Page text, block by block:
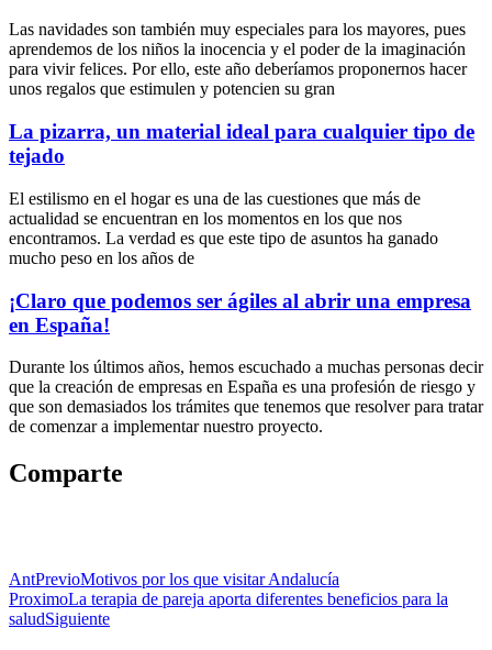
Las navidades son también muy especiales para los mayores, pues
aprendemos de los niños la inocencia y el poder de la imaginación
para vivir felices. Por ello, este año deberíamos proponernos hacer
unos regalos que estimulen y potencien su gran
La pizarra, un material ideal para cualquier tipo de
tejado
El estilismo en el hogar es una de las cuestiones que más de
actualidad se encuentran en los momentos en los que nos
encontramos. La verdad es que este tipo de asuntos ha ganado
mucho peso en los años de
¡Claro que podemos ser ágiles al abrir una empresa
en España!
Durante los últimos años, hemos escuchado a muchas personas decir
que la creación de empresas en España es una profesión de riesgo y
que son demasiados los trámites que tenemos que resolver para tratar
de comenzar a implementar nuestro proyecto.
Comparte
AntPrevioMotivos por los que visitar Andalucía
ProximoLa terapia de pareja aporta diferentes beneficios para la
saludSiguiente